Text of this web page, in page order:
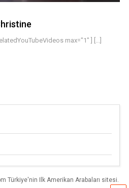
max="1" ] [...]
Türkiye'nin Ilk Amerikan Arabaları sitesi.